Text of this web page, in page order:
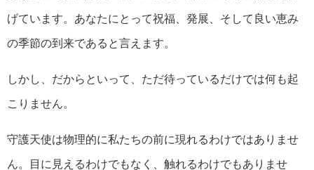
げています。あなたにとって祝福、発展、そして良い恵み
の季節の到来であると言えます。
しかし、だからといって、ただ待っているだけでは何も起
こりません。
守護天使は物理的に私たちの前に現れるわけではありませ
ん。目に見えるわけでもなく、触れるわけでもありませ